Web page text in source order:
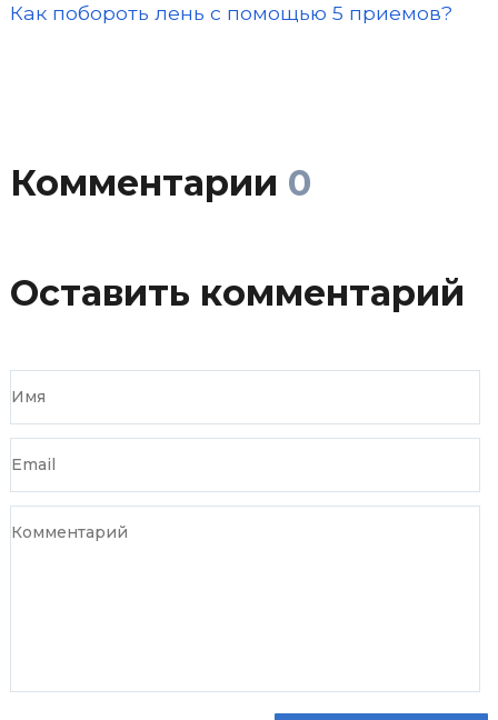
Как побороть лень с помощью 5 приемов?
Комментарии 0
Оставить комментарий